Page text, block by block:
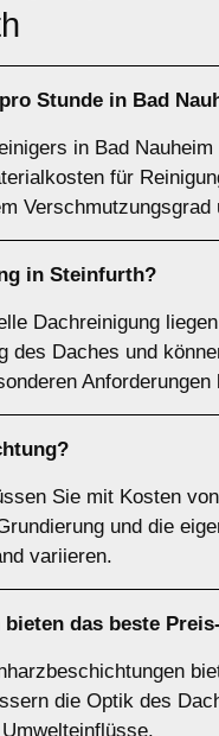
Stunde in Bad
in Bad
für
in Steinfurth?
Dachreinigung
des Daches und
Sie mit Kosten
und die
variieren.
das beste
die Optik des